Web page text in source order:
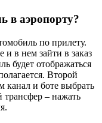
в аэропорту?
по прилету.
в нем зайти в заказ
будет отображаться
Второй
канал и боте выбрать
– нажать